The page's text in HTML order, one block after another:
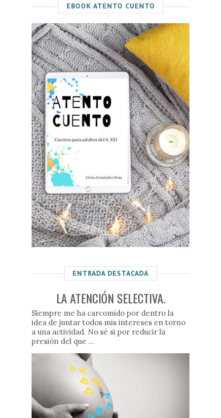
EBOOK ATENTO CUENTO
ENTRADA DESTACADA
LA ATENCIÓN SELECTIVA.
Siempre me ha carcomido por dentro la
idea de juntar todos mis intereses en torno
a una actividad. No sé si por reducir la
presión del que ...